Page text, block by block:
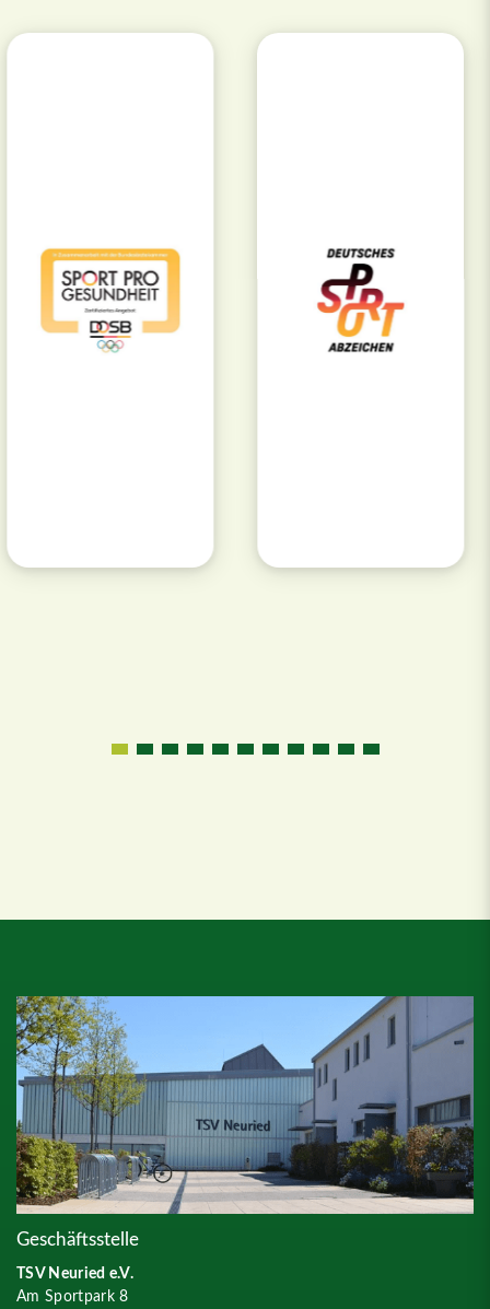
Geschäftsstelle
TSV Neuried e.V.
Am Sportpark 8